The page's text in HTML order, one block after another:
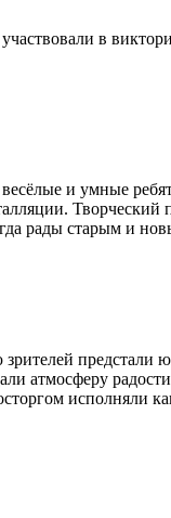
в
и умные
Творческий
рады старым и
исполняли